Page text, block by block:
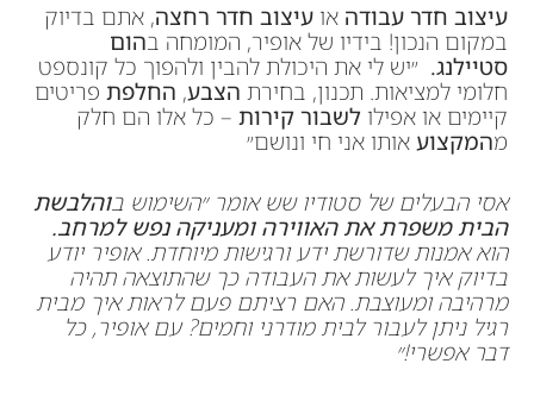
עיצוב חדר עבודה אועיצוב חדר רחצה, אתם בדיוק
במקום הנכון! בידיו של אופיר, המומחה בהום
סטיילנג. ״יש לי את היכולת להבין ולהפוך כל קונספט
חלומי למציאות. תכנון, בחירת הצבע, החלפת פריטים
קיימים או אפילולשבור קירות – כל אלו הם חלק
מהמקצועאותו אני חי ונושם״
אסי הבעלים של סטודיו שש אומר ״השימוש בוהלבשת
הבית משפרת את האווירה ומעניקה נפש למרחב.
הוא אמנות שדורשת ידע ורגישות מיוחדת. אופיר יודע
בדיוק איך לעשות את העבודה כך שהתוצאה תהיה
מרהיבה ומעוצבת. האם רציתם פעם לראות איך מבית
רגיל ניתן לעבור לבית מודרני וחמים? עם אופיר, כל
דבר אפשרי!״